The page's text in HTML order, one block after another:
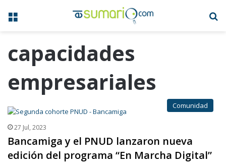
Menú
capacidades
empresariales
Comunidad
27 Jul, 2023
Bancamiga y el PNUD lanzaron nueva
edición del programa “En Marcha Digital”